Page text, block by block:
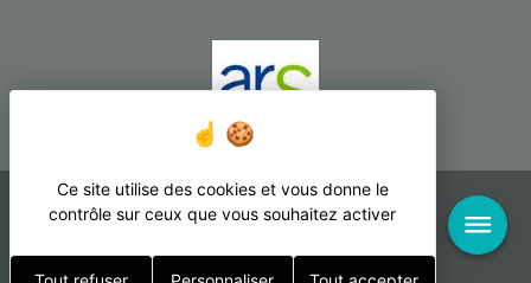
Réalisation Koredge
Mention légales
Protection des données
Ce site utilise des cookies et vous donne le
contrôle sur ceux que vous souhaitez activer